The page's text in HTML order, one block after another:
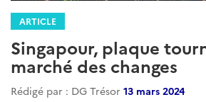
ARTICLE
Singapour, plaque
marché des changes
Rédigé par : DG Trésor 13 mars 2024